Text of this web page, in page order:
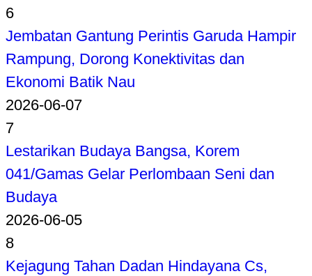
6
Jembatan Gantung Perintis Garuda Hampir
Rampung, Dorong Konektivitas dan
Ekonomi Batik Nau
2026-06-07
7
Lestarikan Budaya Bangsa, Korem
041/Gamas Gelar Perlombaan Seni dan
Budaya
2026-06-05
8
Kejagung Tahan Dadan Hindayana Cs,